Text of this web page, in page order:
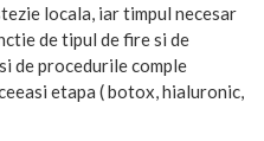
locala, iar timpul necesar
de tipul de fire si de
de procedurile comple
etapa ( botox, hialuronic,